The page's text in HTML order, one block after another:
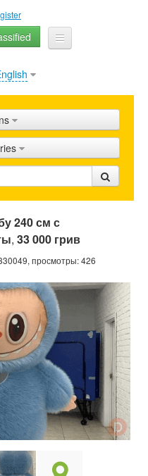
240 см с
, 33 000 грив
просмотры: 426